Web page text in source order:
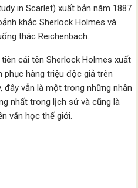
in Scarlet) xuất bản năm 1887
khắc Sherlock Holmes và
thác Reichenbach.
cái tên Sherlock Holmes xuất
phục hàng triệu độc giả trên
đây vẫn là một trong những nhân
nhất trong lịch sử và cũng là
văn học thế giới.